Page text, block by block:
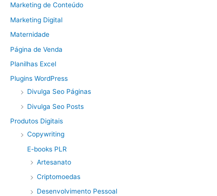
Marketing de Conteúdo
Marketing Digital
Maternidade
Página de Venda
Planilhas Excel
Plugins WordPress
Divulga Seo Páginas
Divulga Seo Posts
Produtos Digitais
Copywriting
E-books PLR
Artesanato
Criptomoedas
Desenvolvimento Pessoal